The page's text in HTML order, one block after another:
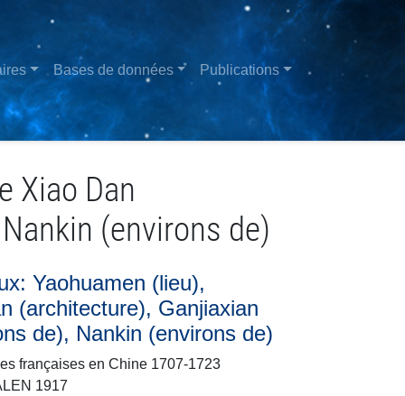
Bases de données Publications
Xiao Dan
(environs de)
Yaohuamen (lieu),
(architecture), Ganjiaxian
de), Nankin (environs de)
françaises en Chine 1707-1723
1917